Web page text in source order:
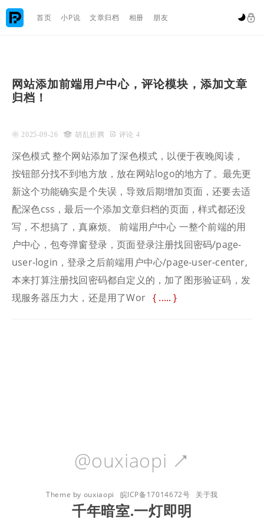
 首页 小P说 文章归档 相册 朋友 
网站添加前端用户中心，评论模块，添加文章
归档！
 2025-09-26  胡乱折腾  评论 4
深色模式 整个网站添加了深色模式，以便于夜晚阅读，
按钮部分找不到地方放，放在网站logo的地方了。最先更
新这个功能确实是个失误，导致后期增加页面，还要去适
配深色css，最后一个添加文章归档的页面，样式都还没
写，不想搞了，真麻烦。 前端用户中心 一整个前端的用
户中心，包夸弹窗登录，页面登录注册找回密码/page-
user-login，登录之后前端用户中心/page-user-center,
本来打算注册找回密码都自定义的，加了图形验证码，发
现服务器压力大，还是用了Wor
.....
@ouxiaopi 
Theme by ouxiaopi 皖ICP备17014672号 关于我
千年暗室.一灯即明